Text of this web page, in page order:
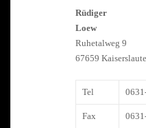
Rüdiger
Loew
Ruhetalweg 9
67659
Tel
Fax